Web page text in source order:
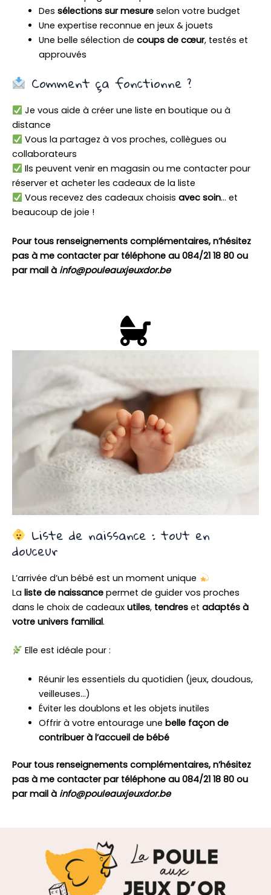
Des sélections sur mesureselon votre budget
Une expertise reconnue en jeux & jouets
Une belle sélection de coups de cœur, testés et
approuvés
Comment ça fonctionne ?
Je vous aide à créer une liste en boutique ou à
distance
Vous la partagez à vos proches, collègues ou
collaborateurs
Ils peuvent venir en magasin ou me contacter pour
réserver et acheter les cadeaux de la liste
Vous recevez des cadeaux choisis avec soin… et
beaucoup de joie !
Pour tous renseignements complémentaires, n’hésitez
pas à me contacter par téléphone au 084/21 18 80 ou
par mail à info@pouleauxjeuxdor.be
Liste de naissance : tout en
douceur
L’arrivée d’un bébé est un moment unique
La liste de naissance permet de guider vos proches
dans le choix de cadeaux utiles, tendres et adaptés à
votre univers familial.
Elle est idéale pour :
Réunir les essentiels du quotidien (jeux, doudous,
veilleuses…)
Éviter les doublons et les objets inutiles
Offrir à votre entourage une belle façon de
contribuer à l’accueil de bébé
Pour tous renseignements complémentaires, n’hésitez
pas à me contacter par téléphone au 084/21 18 80 ou
par mail à info@pouleauxjeuxdor.be